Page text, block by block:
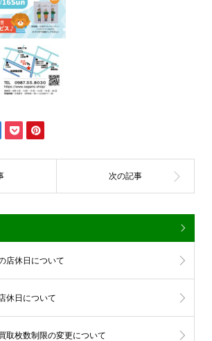
店休日について
休日について
取枚数制限の変更について